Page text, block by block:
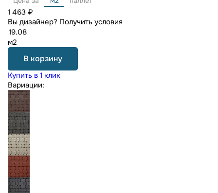
1 463 ₽
Вы дизайнер? Получить условия
м2
В корзину
Купить в 1 клик
Вариации: